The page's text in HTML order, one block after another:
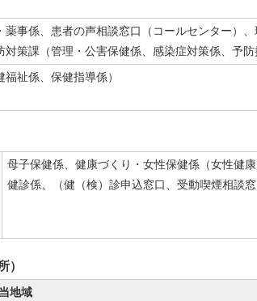
事係、患者の声相談窓口（コールセンター）
策課（管理・公害保健係、感染症対策係、予防
祉係、保健指導係）
母子保健係、健康づくり・女性保健係（女性健
健診係、（健（検）診申込窓口、受動喫煙相談窓
）
地域